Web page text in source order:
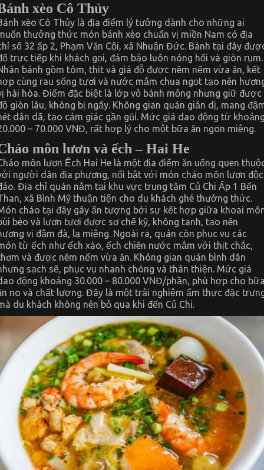
xèo Cô Thủy
xèo Cô Thủy là địa điểm lý tưởng dành cho những ai
thưởng thức món bánh xèo chuẩn vị miền Nam có địa
số 32 ấp 2, Phạm Văn Cội, xã Nhuận Đức. Bánh tại đây
trực tiếp khi khách gọi, đảm bảo luôn nóng hổi và giòn rụm.
bánh gồm tôm, thịt và giá đỗ được nêm nếm vừa ăn, kết
cùng rau sống tươi và nước mắm chua ngọt tạo nên
hài hòa. Điểm đặc biệt là lớp vỏ bánh mỏng nhưng giữ được
giòn lâu, không bị ngấy. Không gian quán giản dị, mang
dân dã, tạo cảm giác gần gũi. Mức giá dao động từ
– 70.000 VNĐ, rất hợp lý cho một bữa ăn ngon miệng.
môn lươn và ếch – Hai He
môn lươn Ếch Hai He là một địa điểm ăn uống quen
người dân địa phương, nổi bật với món cháo môn lươn độc
Địa chỉ quán nằm tại khu vực trung tâm Củ Chi Ấp 1 Bến
xã Bình Mỹ thuận tiện cho du khách ghé thưởng thức.
cháo tại đây gây ấn tượng bởi sự kết hợp giữa khoai
béo và lươn tươi được sơ chế kỹ, không tanh, tạo nên
vị đậm đà, lạ miệng. Ngoài ra, quán còn phục vụ các
từ ếch như ếch xào, ếch chiên nước mắm với thịt chắc,
và được nêm nếm vừa ăn. Không gian quán bình dân
sạch sẽ, phục vụ nhanh chóng và thân thiện. Mức giá
động khoảng 30.000 – 80.000 VNĐ/phần, phù hợp cho
no và chất lượng. Đây là một trải nghiệm ẩm thực đặc
du khách không nên bỏ qua khi đến Củ Chi.